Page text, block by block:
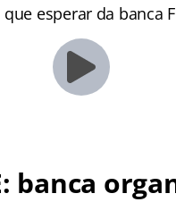
que esperar da banca
banca